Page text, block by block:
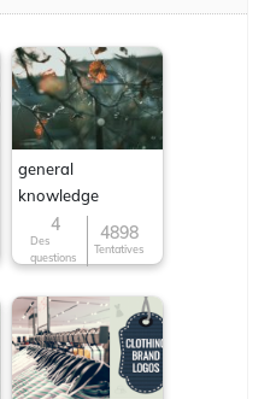
general
knowledge
4
Des
questions
4898
Tentatives